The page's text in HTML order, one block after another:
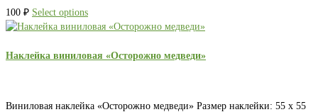
100 ₽ Select options
Наклейка виниловая «Осторожно медведи»
Виниловая наклейка «Осторожно медведи» Размер наклейки: 55 х 55